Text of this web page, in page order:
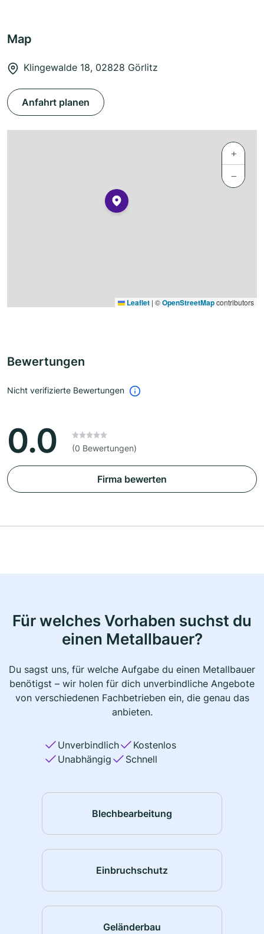
Map
Klingewalde 18, 02828 Görlitz
Anfahrt planen
+
−
Leaflet | ©OpenStreetMapcontributors
Bewertungen
Nicht verifizierte Bewertungen
0.0 (0 Bewertungen)
Firma bewerten
Für welches Vorhaben suchst du
einen Metallbauer?
Du sagst uns, für welche Aufgabe du einen Metallbauer
benötigst – wir holen für dich unverbindliche Angebote
von verschiedenen Fachbetrieben ein, die genau das
anbieten.
Unverbindlich
Kostenlos
Unabhängig
Schnell
Blechbearbeitung
Einbruchschutz
Geländerbau